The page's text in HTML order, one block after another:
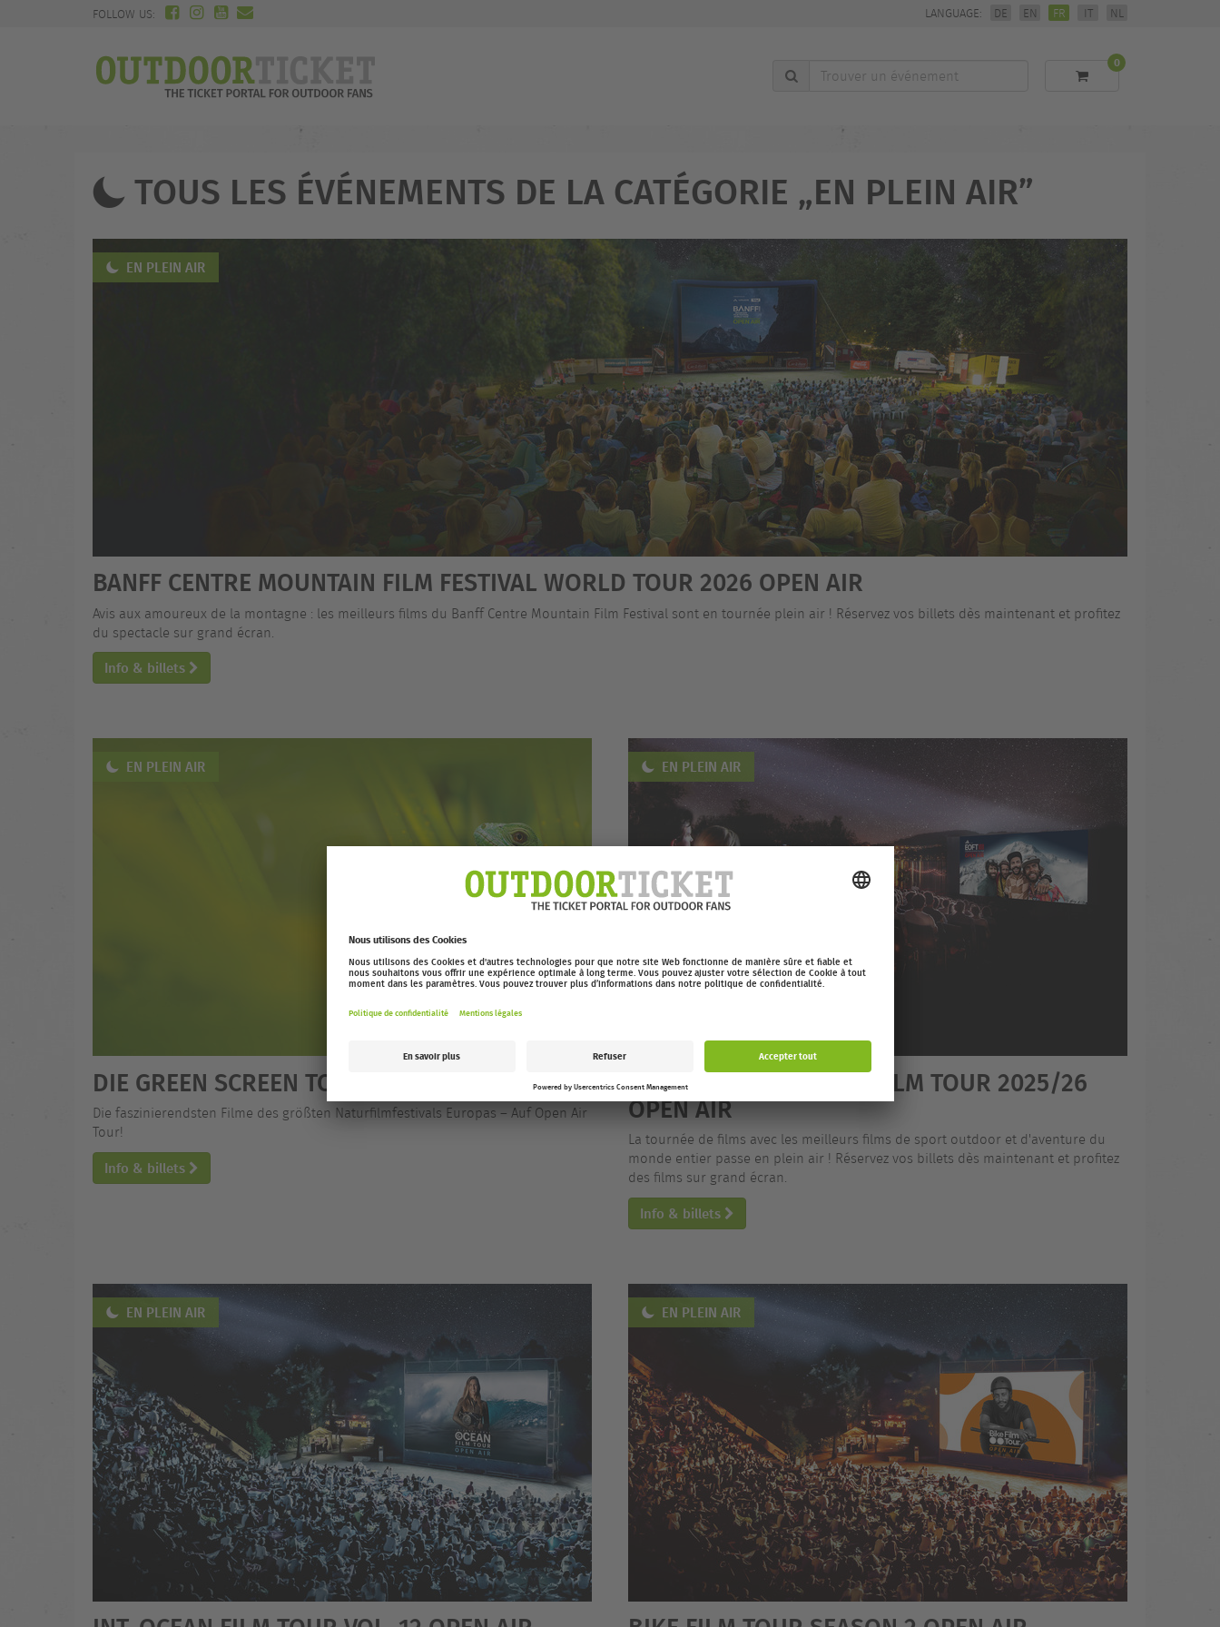
FOLLOW US: LANGUAGE: DE EN FR IT NL
Trouver
0
TOUS LES ÉVÉNEMENTS DE LA CATÉGORIE „EN PLEIN AIR”
EN PLEIN AIR
BANFF CENTRE MOUNTAIN FILM FESTIVAL WORLD TOUR 2026 OPEN AIR
Avis aux amoureux de la montagne : les meilleurs films du Banff Centre Mountain Film Festival sont en tournée plein air ! Réservez vos billets dès maintenant et profitez
du spectacle sur grand écran.
Info & billets
EN PLEIN AIR
DIE GREEN SCREEN TOUR 25/26 OPEN AIR
Die faszinierendsten Filme des größten Naturfilmfestivals Europas – Auf Open Air
Tour!
Info & billets
EN PLEIN AIR
EUROPEAN OUTDOOR FILM TOUR 2025/26
OPEN AIR
La tournée de films avec les meilleurs films de sport outdoor et d'aventure du
monde entier passe en plein air ! Réservez vos billets dès maintenant et profitez
des films sur grand écran.
Info & billets
EN PLEIN AIR EN PLEIN AIR